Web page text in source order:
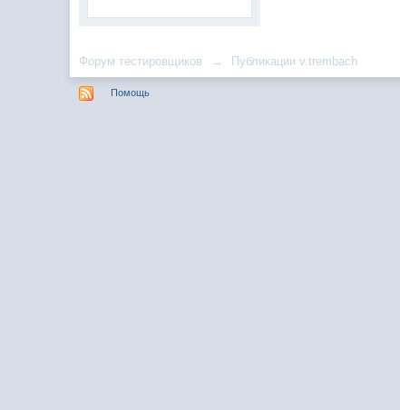
Форум тестировщиков → Публикации v.trembach
Помощь